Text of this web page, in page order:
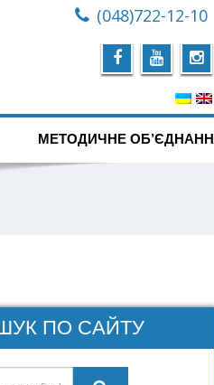
(048)722-12-10
МЕТОДИЧНЕ
ПО САЙТУ